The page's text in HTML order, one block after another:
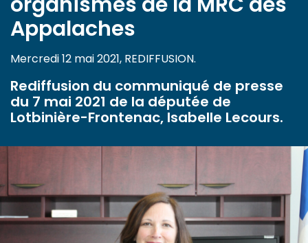
Appalaches
Mercredi 12 mai 2021, REDIFFUSION.
Rediffusion du communiqué de presse
du 7 mai 2021 de la députée de
Lotbinière-Frontenac, Isabelle Lecours.